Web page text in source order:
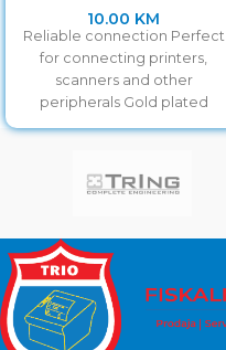
10.00 KM
Reliable connection Perfect
for connecting printers,
scanners and other
peripherals Gold plated
contacts